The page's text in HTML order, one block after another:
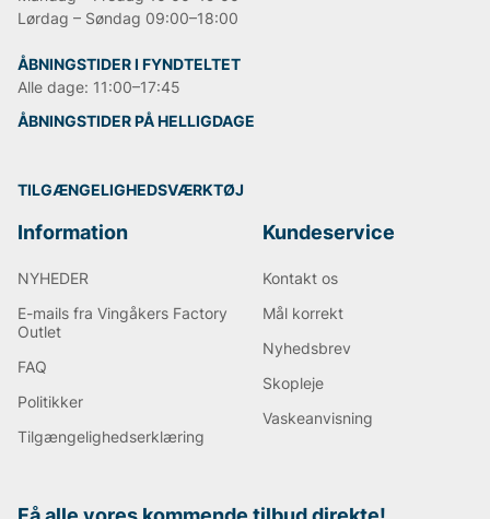
Lørdag – Søndag 09:00–18:00
ÅBNINGSTIDER I FYNDTELTET
Alle dage: 11:00–17:45
ÅBNINGSTIDER PÅ HELLIGDAGE
TILGÆNGELIGHEDSVÆRKTØJ
Information
NYHEDER
E-mails fra Vingåkers Factory
Outlet
FAQ
Politikker
Tilgængelighedserklæring
Kundeservice
Kontakt os
Mål korrekt
Nyhedsbrev
Skopleje
Vaskeanvisning